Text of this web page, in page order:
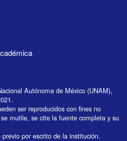
Autónoma de México (UNAM),
ser reproducidos con fines no
mutile, se cite la fuente completa y su
por escrito de la institución.